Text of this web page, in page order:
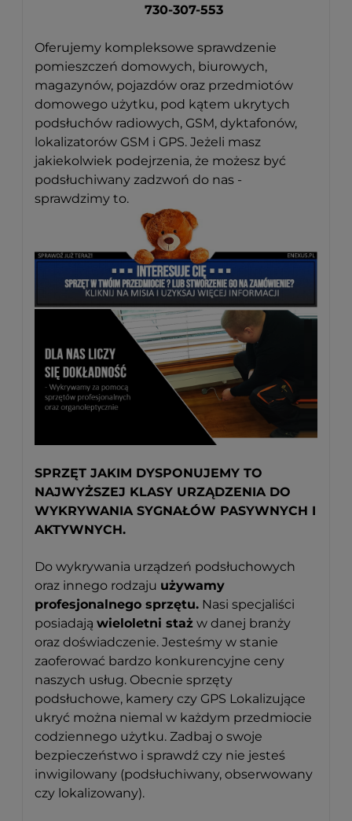
730-307-553
Oferujemy kompleksowe sprawdzenie
pomieszczeń domowych, biurowych,
magazynów, pojazdów oraz przedmiotów
domowego użytku, pod kątem ukrytych
podsłuchów radiowych, GSM, dyktafonów,
lokalizatorów GSM i GPS. Jeżeli masz
jakiekolwiek podejrzenia, że możesz być
podsłuchiwany zadzwoń do nas -
sprawdzimy to.
SPRZĘT JAKIM DYSPONUJEMY TO
NAJWYŻSZEJ KLASY URZĄDZENIA DO
WYKRYWANIA SYGNAŁÓW PASYWNYCH I
AKTYWNYCH.
Do wykrywania urządzeń podsłuchowych
oraz innego rodzaju używamy
profesjonalnego sprzętu. Nasi specjaliści
posiadają wieloletni staż w danej branży
oraz doświadczenie. Jesteśmy w stanie
zaoferować bardzo konkurencyjne ceny
naszych usług. Obecnie sprzęty
podsłuchowe, kamery czy GPS Lokalizujące
ukryć można niemal w każdym przedmiocie
codziennego użytku. Zadbaj o swoje
bezpieczeństwo i sprawdź czy nie jesteś
inwigilowany (podsłuchiwany, obserwowany
czy lokalizowany).